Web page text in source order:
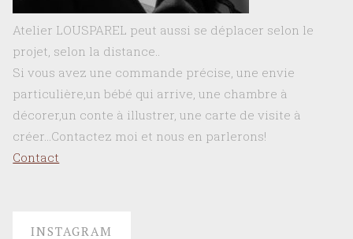
Atelier LOUSPAREL peut aussi se déplacer selon le
projet, selon la distance..
Si vous avez une commande précise, une envie
particulière,un bébé qui arrive, une chambre à
décorer,un conte à illustrer, une carte de visite à
créer…Contactez moi et nous en parlerons!
Contact
INSTAGRAM